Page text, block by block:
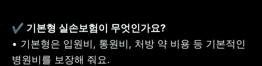
• 기본형은 입원비, 통원비, 처방 약 비용 등 기본적인
병원비를 보장해 줘요.